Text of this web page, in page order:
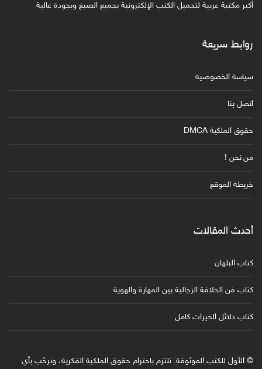
أكبر مكتبة عربية لتحميل الكتب الإلكترونية بجميع الصيغ وبجودة عالية
روابط سريعة
سياسة الخصوصية
اتصل بنا
حقوق الملكية DMCA
من نحن !
خريطة الموقع
أحدث المقالات
كتاب البلهان
كتاب فن الحلاقة الرجالية بين المهارة والهوية
كتاب دلائل الخيرات كامل
© الأول للكتب الموثوقة. نلتزم باحترام حقوق الملكية الفكرية، ونرحّب بأي